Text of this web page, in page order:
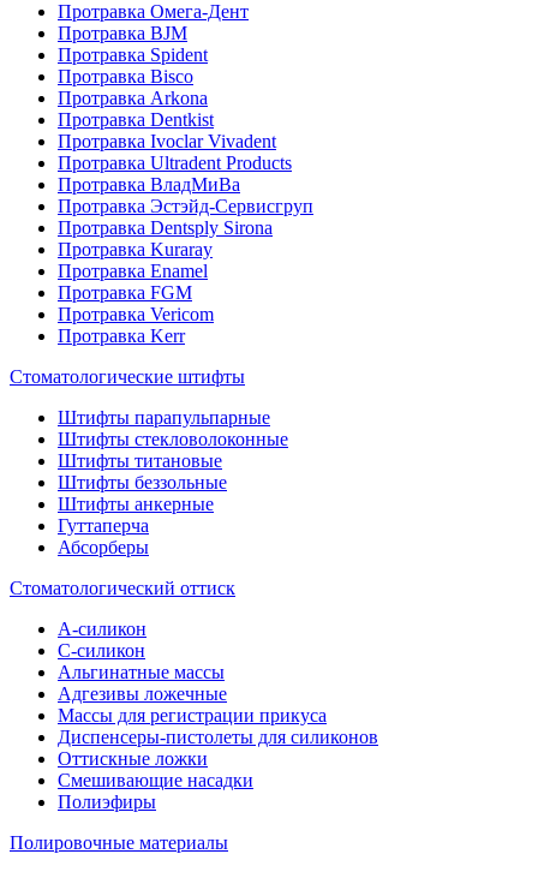
Протравка Омега-Дент
Протравка BJM
Протравка Spident
Протравка Bisco
Протравка Arkona
Протравка Dentkist
Протравка Ivoclar Vivadent
Протравка Ultradent Products
Протравка ВладМиВа
Протравка Эстэйд-Сервисгруп
Протравка Dentsply Sirona
Протравка Kuraray
Протравка Enamel
Протравка FGM
Протравка Vericom
Протравка Kerr
Стоматологические штифты
Штифты парапульпарные
Штифты стекловолоконные
Штифты титановые
Штифты беззольные
Штифты анкерные
Гуттаперча
Абсорберы
Стоматологический оттиск
А-силикон
C-силикон
Альгинатные массы
Адгезивы ложечные
Массы для регистрации прикуса
Диспенсеры-пистолеты для силиконов
Оттискные ложки
Смешивающие насадки
Полиэфиры
Полировочные материалы